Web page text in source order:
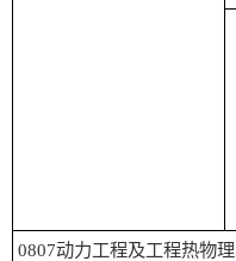
0807动力工程及工程热物理